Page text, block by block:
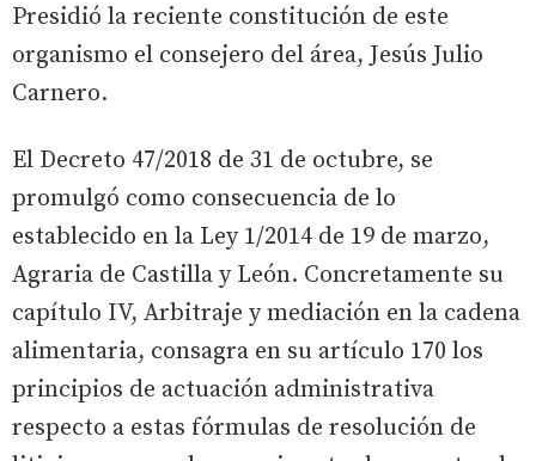
Presidió la reciente constitución de este
organismo el consejero del área, Jesús Julio
Carnero.
El Decreto 47/2018 de 31 de octubre, se
promulgó como consecuencia de lo
establecido en la Ley 1/2014 de 19 de marzo,
Agraria de Castilla y León. Concretamente su
capítulo IV, Arbitraje y mediación en la cadena
alimentaria, consagra en su artículo 170 los
principios de actuación administrativa
respecto a estas fórmulas de resolución de